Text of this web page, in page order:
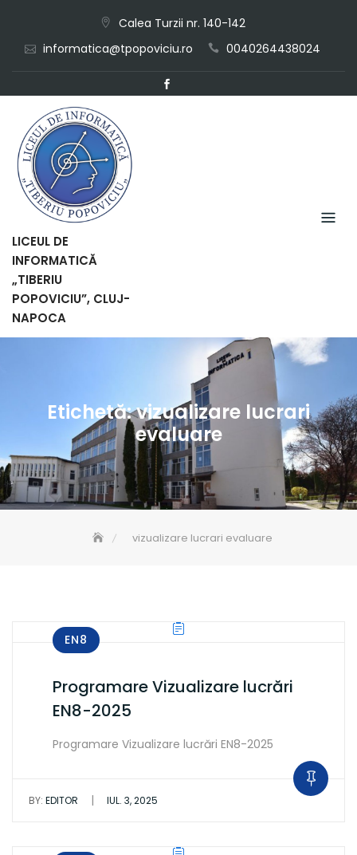
content
Calea Turzii nr. 140-142
informatica@tpopoviciu.ro
0040264438024
LICEUL DE
INFORMATICĂ
„TIBERIU
POPOVICIU”, CLUJ-
NAPOCA
Etichetă:vizualizare lucrari
evaluare
vizualizare lucrari evaluare
EN8
Programare Vizualizare lucrări
EN8-2025
Programare Vizualizare lucrări EN8-2025
BY: EDITOR | IUL. 3, 2025